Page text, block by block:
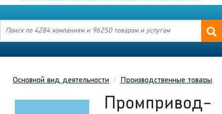
Основной вид деятельности Производственные товары
Промпривод-